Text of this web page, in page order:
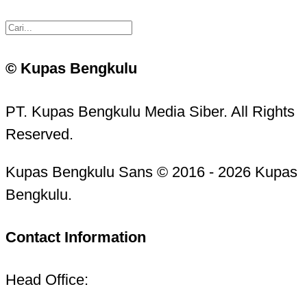
© Kupas Bengkulu
PT. Kupas Bengkulu Media Siber. All Rights
Reserved.
Kupas Bengkulu Sans © 2016 - 2026 Kupas
Bengkulu.
Contact Information
Head Office: